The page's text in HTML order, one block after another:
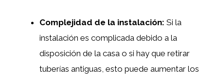
Complejidad de la instalación: Si la
instalación es complicada debido a la
disposición de la casa o si hay que retirar
tuberías antiguas, esto puede aumentar los